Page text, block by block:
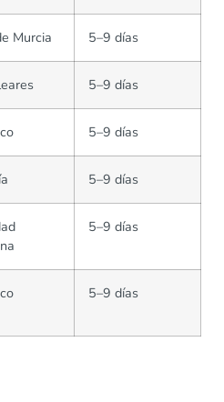
Murcia 5–9 días
5–9 días
5–9 días
5–9 días
5–9 días
5–9 días